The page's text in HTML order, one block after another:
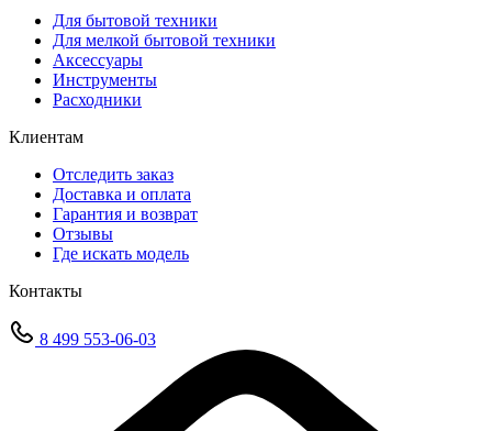
Для бытовой техники
Для мелкой бытовой техники
Аксессуары
Инструменты
Расходники
Клиентам
Отследить заказ
Доставка и оплата
Гарантия и возврат
Отзывы
Где искать модель
Контакты
8 499 553-06-03